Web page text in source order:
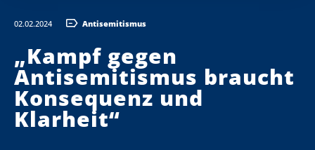
02.02.2024 Antisemitismus
„Kampf gegen
Antisemitismus braucht
Konsequenz und
Klarheit“